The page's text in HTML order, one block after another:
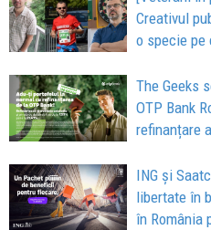
Creativul
o specie
The Geeks
OTP Bank
refinanțare
ING și
libertate în
în România